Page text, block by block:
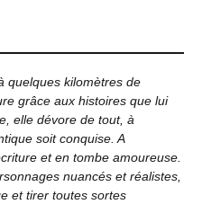
quelques kilomètres de
grâce aux histoires que lui
elle dévore de tout, à
soit conquise. A
et en tombe amoureuse.
nuancés et réalistes,
et tirer toutes sortes